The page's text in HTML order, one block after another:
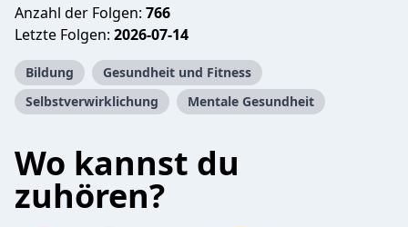
Anzahl der Folgen: 766
Letzte Folgen: 2026-07-14
Bildung
Gesundheit und Fitness
Selbstverwirklichung
Mentale Gesundheit
Wo kannst du
zuhören?